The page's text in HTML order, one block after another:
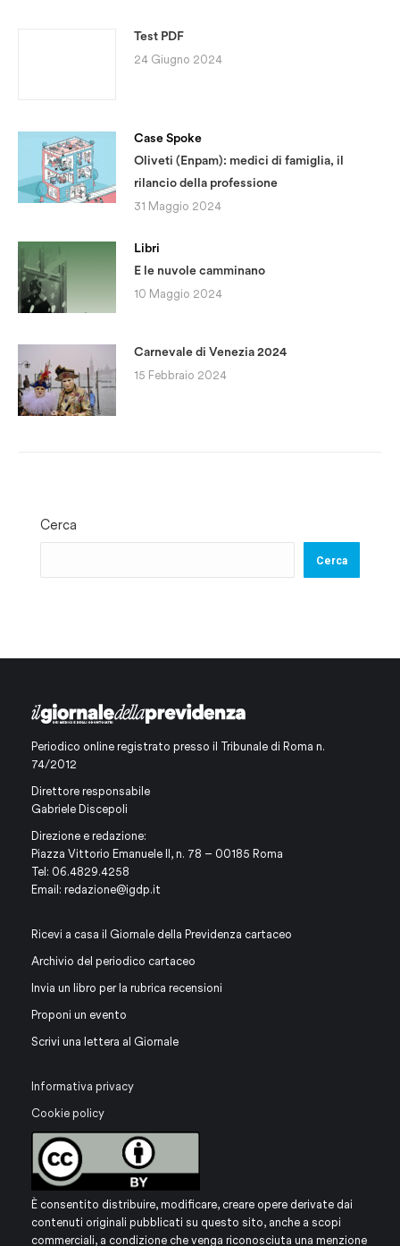
Test PDF
24 Giugno 2024
Case Spoke
Oliveti (Enpam): medici di famiglia, il
rilancio della professione
31 Maggio 2024
Libri
E le nuvole camminano
10 Maggio 2024
Carnevale di Venezia 2024
15 Febbraio 2024
Cerca
Cerca
Periodico online registrato presso il Tribunale di Roma n.
74/2012
Direttore responsabile
Gabriele Discepoli
Direzione e redazione:
Piazza Vittorio Emanuele II, n. 78 – 00185 Roma
Tel: 06.4829.4258
Email: redazione@igdp.it
Ricevi a casa il Giornale della Previdenza cartaceo
Archivio del periodico cartaceo
Invia un libro per la rubrica recensioni
Proponi un evento
Scrivi una lettera al Giornale
Informativa privacy
Cookie policy
È consentito distribuire, modificare, creare opere derivate dai
contenuti originali pubblicati su questo sito, anche a scopi
commerciali, a condizione che venga riconosciuta una menzione